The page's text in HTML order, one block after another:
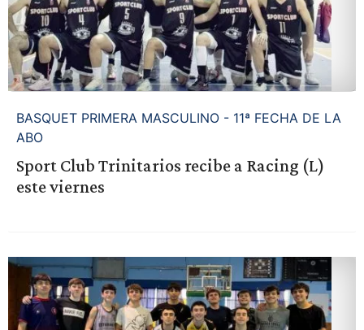
BASQUET PRIMERA MASCULINO - 11ª FECHA DE LA
ABO
Sport Club Trinitarios recibe a Racing (L)
este viernes